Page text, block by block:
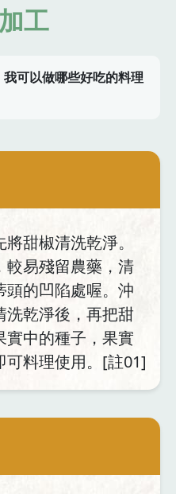
工
可以做哪些好吃的料理
甜椒清洗乾淨。
較易殘留農藥，清
頭的凹陷處喔。沖
洗乾淨後，再把甜
實中的種子，果實
可料理使用。[註01]